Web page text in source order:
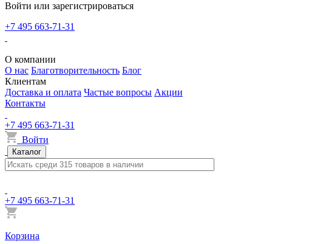
Войти или зарегистрироваться
+7 495 663-71-31
О компании
О нас Благотворительность Блог
Клиентам
Доставка и оплата Частые вопросы Акции
Контакты
+7 495 663-71-31
Войти
Каталог
+7 495 663-71-31
Корзина